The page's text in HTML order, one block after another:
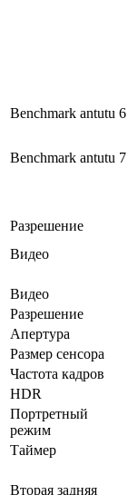
Benchmark antutu 6
Benchmark antutu 7
Разрешение
Видео
Видео
Разрешение
Апертура
Размер сенсора
Частота кадров
HDR
Портретный
режим
Таймер
Вторая задняя